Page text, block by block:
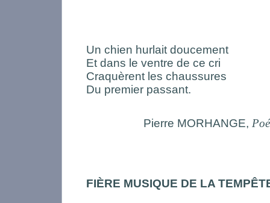
Un chien hurlait doucement
Et dans le ventre de ce cri
Craquèrent les chaussures
Du premier passant.
Pierre MORHANGE,
FIÈRE MUSIQUE DE LA